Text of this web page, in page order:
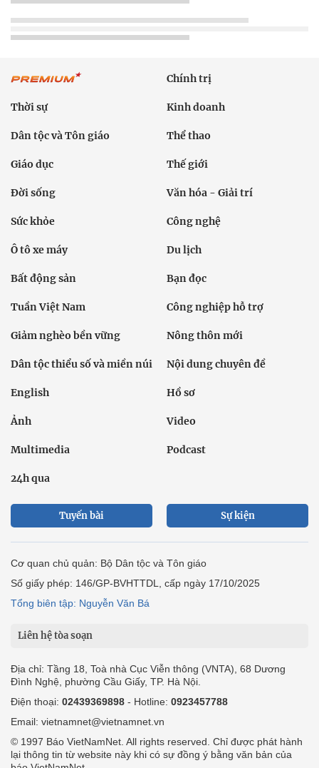
Chính trị
Thời sự Kinh doanh
Dân tộc và Tôn giáo Thể thao
Giáo dục Thế giới
Đời sống Văn hóa - Giải trí
Sức khỏe Công nghệ
Ô tô xe máy Du lịch
Bất động sản Bạn đọc
Tuần Việt Nam Công nghiệp hỗ trợ
Giảm nghèo bền vững Nông thôn mới
Dân tộc thiểu số và miền núi Nội dung chuyên đề
English Hồ sơ
Ảnh Video
Multimedia Podcast
24h qua
Tuyến bài Sự kiện
Cơ quan chủ quản: Bộ Dân tộc và Tôn giáo
Số giấy phép: 146/GP-BVHTTDL, cấp ngày 17/10/2025
Tổng biên tập: Nguyễn Văn Bá
Liên hệ tòa soạn
Địa chỉ: Tầng 18, Toà nhà Cục Viễn thông (VNTA), 68 Dương
Đình Nghệ, phường Cầu Giấy, TP. Hà Nội.
Điện thoại: 02439369898 - Hotline: 0923457788
Email: vietnamnet@vietnamnet.vn
© 1997 Báo VietNamNet. All rights reserved. Chỉ được phát hành
lại thông tin từ website này khi có sự đồng ý bằng văn bản của